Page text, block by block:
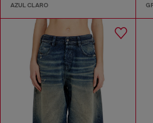
AZUL CLARO